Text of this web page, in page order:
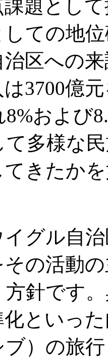
題とし
ての地
区への
は3700億
および
多様な
きたか
グル自
の活動
針です
といっ
）の旅